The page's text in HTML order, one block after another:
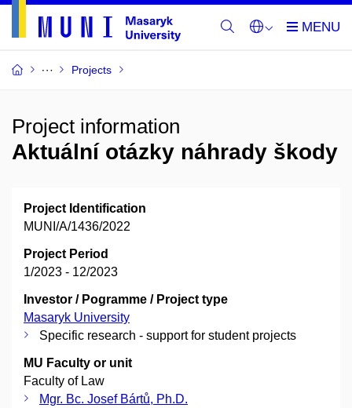
Projects
Project information
Aktuální otázky náhrady škody
Project Identification
MUNI/A/1436/2022
Project Period
1/2023 - 12/2023
Investor / Pogramme / Project type
Masaryk University
Specific research - support for student projects
MU Faculty or unit
Faculty of Law
Mgr. Bc. Josef Bártů, Ph.D.